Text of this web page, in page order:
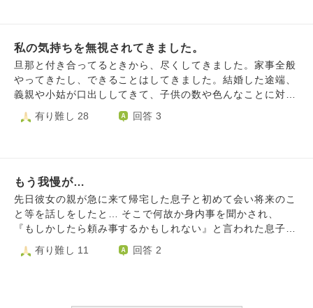
い！］［ダッサ！］［ダセえ！］ばかり言ってきてそして売
り場を通ろうとすると行きも帰りも同じ女性従業員に体当た
りされそうになりました。 買い物も落ち着いてできませ
ん。 気の置けない人に相談したこともあります。 ［あなた
は変なカッコしてないしダサいって言う人がおかしい！言う
人だってそんなたいしたカッコしてないよ］と言われまし
りますか？深刻に悩んでます。 このままじゃ自由に行動で
きなくなってしまいます。 よろしくお願いいたします。
相談しましたが 行くところもないのでご実家にいる環境で
自己破産の手続きを始めるしかないと言われました。 生活
費を一切入れてくれないどころか お金の無心などもあり途
方に暮れています。 これから先息子が改心してくれれば良
夫は話を聞くだけで解決に向けての協力もなく私自身も相談
せん。 生活さえもこのままだと破綻してしまいます。 息子
へ対しての接し方や自立や更生など アドバイス頂けると助
かります。 よろしくお願いいたします。
のも、妻はこれまでもMLMや怪しいネット通販に手を出
し、そのたびに失敗してきました。そのたびに私は「やめた
方がいい」と忠告し、後始末をしてきました。しかし、今回
は説得しても聞き入れられず、結果的に取り返しのつかない
束しLINEを削除したのに、ブロックをしなかったため再び
てしまいましたが、実際には数か月前から詐欺グループの仕
組みに巻き込まれていたのです。そして今回の件が表面化し
たのは、妻が私の親からも理由をつけてお金を借りようとし
たからでした。親は不審に思って私に確認し、初めて真実が
ていません。 ここまでの経緯で、私は「もう一緒にいられ
私の気持ちを無視されてきました。
旦那と付き合ってるときから、尽くしてきました。家事全般
やってきたし、できることはしてきました。結婚した途端、
義親や小姑が口出ししてきて、子供の数や色んなことに対し
て偉そうな態度。旦那は親や小姑と不仲だったと聞いてて、
疎遠にしてくれると思ってたけど、違ったみたいて、親のい
なんてわかってくれてない。私の体の弱さや子供産むときも
大変な状態だったのに、大切にされない。結局、子供欲しさ
にいいようにされたんだと思っています。小姑の性格も、偉
そうで受け付けない。私の家族も沢山協力してくれました。
ょうか。そんな偉そうなら、もっとすごい人と結婚されたら
有り難し 28 回答 3
もう我慢が…
先日彼女の親が急に来て帰宅した息子と初めて会い将来のこ
と等を話しをしたと… そこで何故か身内事を聞かされ、
『もしかしたら頼み事するかもしれない』と言われた息子は
『親に話してみます』とも言わず簡単に軽返事してしまった
ようです。 しかしこちらは一人息子なので無理な事は無理
有り難し 11 回答 2